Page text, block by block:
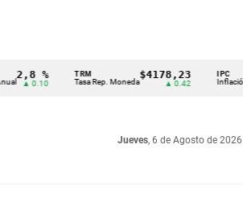
%
0.10
TRM
Tasa Rep. Moneda
$4178,23
▲ 0.42
IPC
Inflación anual
Jueves, 6 de Agosto de 2026